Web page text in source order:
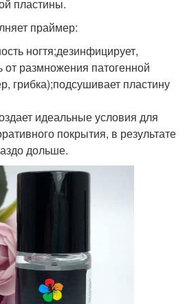
пластины.
праймер:
ногтя;дезинфицирует,
размножения патогенной
грибка);подсушивает пластину
идеальные условия для
покрытия, в результате
дольше.